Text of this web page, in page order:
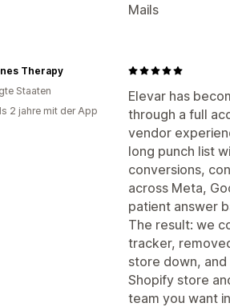
Mails
Elevar has
through a full
vendor
long punch list
conversions,
across Meta,
patient answer
The result: we
tracker,
store down,
Shopify store
team you want
Therapy
Staaten
2 jahre mit der App